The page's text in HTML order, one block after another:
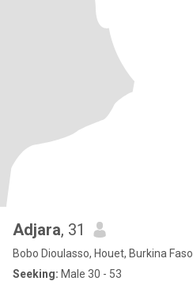
Adjara, 31
Bobo Dioulasso, Houet, Burkina Faso
Seeking: Male 30 - 53